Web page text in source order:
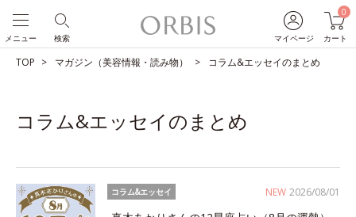
マイページ
0
カート
検索
メニュー
TOP マガジン（美容情報・読み物） コラム&エッセイのまとめ
コラム&エッセイのまとめ
NEW 2026/08/01
コラム&エッセイ